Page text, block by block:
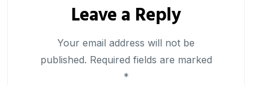
Leave a Reply
Your email address will not be
published. Required fields are marked
*